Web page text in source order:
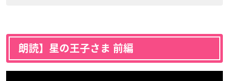
朗読】星の王子さま 前編